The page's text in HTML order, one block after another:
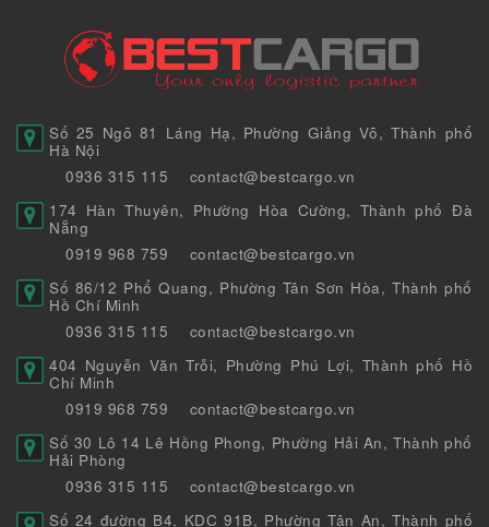
Số 25 Ngõ 81 Láng Hạ, Phường Giảng Võ, Thành phố
Hà Nội
0936 315 115
contact@bestcargo.vn
174 Hàn Thuyên, Phường Hòa Cường, Thành phố Đà
Nẵng
0919 968 759
contact@bestcargo.vn
Số 86/12 Phổ Quang, Phường Tân Sơn Hòa, Thành phố
Hồ Chí Minh
0936 315 115
contact@bestcargo.vn
404 Nguyễn Văn Trỗi, Phường Phú Lợi, Thành phố Hồ
Chí Minh
0919 968 759
contact@bestcargo.vn
Số 30 Lô 14 Lê Hồng Phong, Phường Hải An, Thành phố
Hải Phòng
0936 315 115
contact@bestcargo.vn
Số 24 đường B4, KDC 91B, Phường Tân An, Thành phố